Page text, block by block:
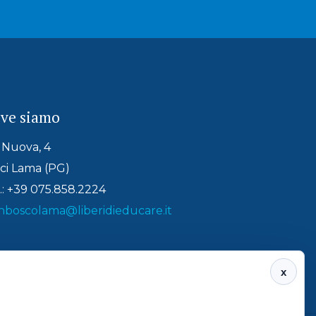
siamo
Nuova, 4
Lama (PG)
+39 075.858.2224
x